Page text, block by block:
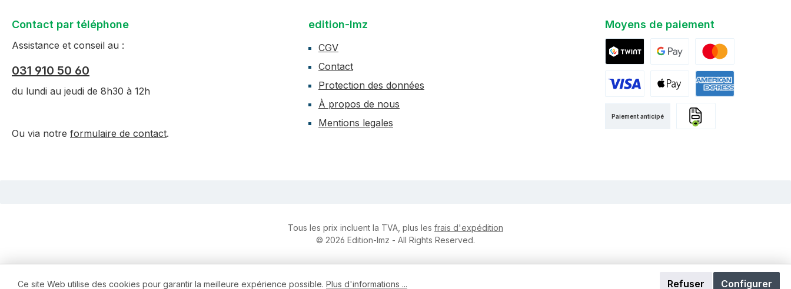
Contact par téléphone
Assistance et conseil au :
031 910 50 60
du lundi au jeudi de 8h30 à 12h
Ou via notre formulaire de contact.
edition-lmz
CGV
Contact
Protection des données
À propos de nous
Mentions legales
Moyens de paiement
Google PayMastercard
Paiement anticipé
Tous les prix incluent la TVA, plus les frais d'expédition
© 2026 Edition-lmz - All Rights Reserved.
Ce site Web utilise des cookies pour garantir la meilleure expérience possible. Plus d'informations ... Refuser Configurer